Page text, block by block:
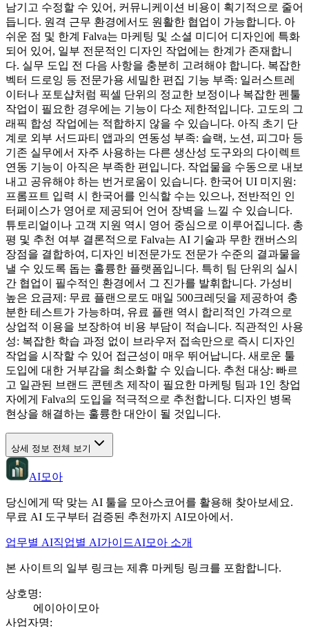
남기고 수정할 수 있어, 커뮤니케이션 비용이 획기적으로 줄어
듭니다. 원격 근무 환경에서도 원활한 협업이 가능합니다. 아
쉬운 점 및 한계 Falva는 마케팅 및 소셜 미디어 디자인에 특화
되어 있어, 일부 전문적인 디자인 작업에는 한계가 존재합니
다. 실무 도입 전 다음 사항을 충분히 고려해야 합니다. 복잡한
벡터 드로잉 등 전문가용 세밀한 편집 기능 부족: 일러스트레
이터나 포토샵처럼 픽셀 단위의 정교한 보정이나 복잡한 펜툴
작업이 필요한 경우에는 기능이 다소 제한적입니다. 고도의 그
래픽 합성 작업에는 적합하지 않을 수 있습니다. 아직 초기 단
계로 외부 서드파티 앱과의 연동성 부족: 슬랙, 노션, 피그마 등
기존 실무에서 자주 사용하는 다른 생산성 도구와의 다이렉트
연동 기능이 아직은 부족한 편입니다. 작업물을 수동으로 내보
내고 공유해야 하는 번거로움이 있습니다. 한국어 UI 미지원:
프롬프트 입력 시 한국어를 인식할 수는 있으나, 전반적인 인
터페이스가 영어로 제공되어 언어 장벽을 느낄 수 있습니다.
튜토리얼이나 고객 지원 역시 영어 중심으로 이루어집니다. 총
평 및 추천 여부 결론적으로 Falva는 AI 기술과 무한 캔버스의
장점을 결합하여, 디자인 비전문가도 전문가 수준의 결과물을
낼 수 있도록 돕는 훌륭한 플랫폼입니다. 특히 팀 단위의 실시
간 협업이 필수적인 환경에서 그 진가를 발휘합니다. 가성비
높은 요금제: 무료 플랜으로도 매일 500크레딧을 제공하여 충
분한 테스트가 가능하며, 유료 플랜 역시 합리적인 가격으로
상업적 이용을 보장하여 비용 부담이 적습니다. 직관적인 사용
성: 복잡한 학습 과정 없이 브라우저 접속만으로 즉시 디자인
작업을 시작할 수 있어 접근성이 매우 뛰어납니다. 새로운 툴
도입에 대한 거부감을 최소화할 수 있습니다. 추천 대상: 빠르
고 일관된 브랜드 콘텐츠 제작이 필요한 마케팅 팀과 1인 창업
자에게 Falva의 도입을 적극적으로 추천합니다. 디자인 병목
현상을 해결하는 훌륭한 대안이 될 것입니다.
상세 정보 전체 보기
AI모아
당신에게 딱 맞는 AI 툴을 모아스코어를 활용해 찾아보세요.
무료 AI 도구부터 검증된 추천까지 AI모아에서.
업무별 AI직업별 AI가이드AI모아 소개
본 사이트의 일부 링크는 제휴 마케팅 링크를 포함합니다.
상호명:
에이아이모아
사업자명: